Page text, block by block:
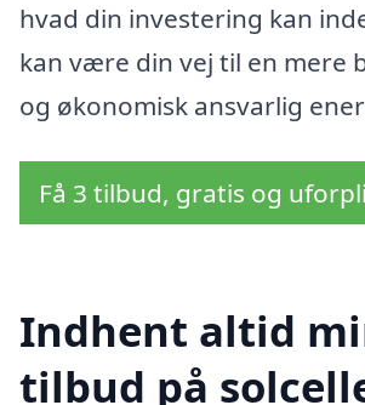
hvad din investering kan
kan være din vej til en mere
og økonomisk ansvarlig
Få 3 tilbud, gratis og
Indhent altid
tilbud på